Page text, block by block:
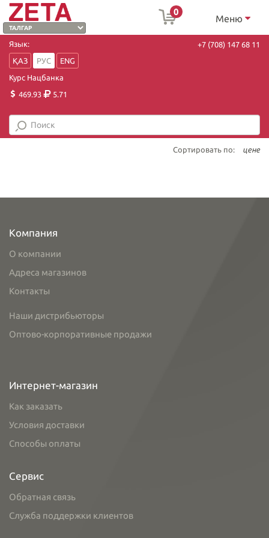
0
Меню
Язык:
ҚАЗ
РУС
ENG
Курс Нацбанка
469.93
5.71
+7 (708) 147 68 11
Сортировать по: цене
Компания
О компании
Адреса магазинов
Контакты
Наши дистрибьюторы
Оптово-корпоративные продажи
Интернет-магазин
Как заказать
Условия доставки
Способы оплаты
Сервис
Обратная связь
Служба поддержки клиентов